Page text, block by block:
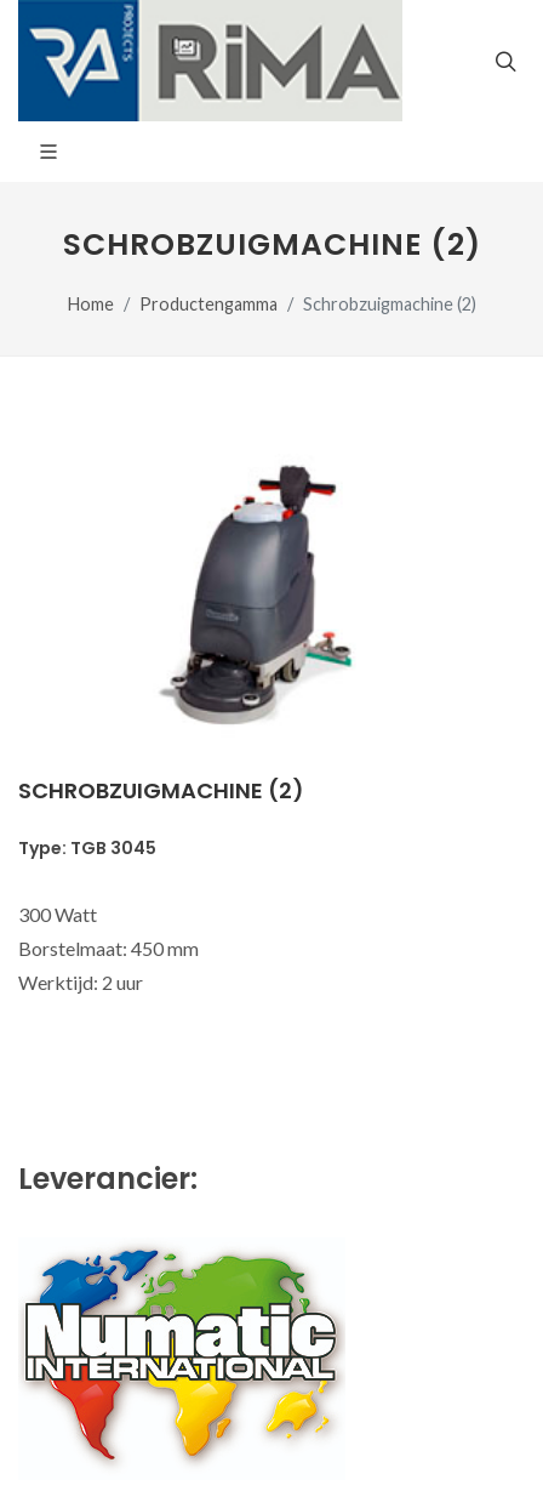
SCHROBZUIGMACHINE (2)
Home Productengamma Schrobzuigmachine (2)
SCHROBZUIGMACHINE (2)
Type: TGB 3045
300 Watt
Borstelmaat: 450 mm
Werktijd: 2 uur
Leverancier: